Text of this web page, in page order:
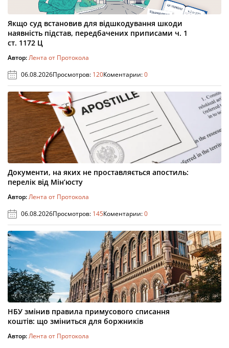
Якщо суд встановив для відшкодування шкоди
наявність підстав, передбачених приписами ч. 1
ст. 1172 Ц
Автор:Лента от Протокола
06.08.2026Просмотров: 120Коментарии:0
Документи, на яких не проставляється апостиль:
перелік від Мін’юсту
Автор:Лента от Протокола
06.08.2026Просмотров: 145Коментарии:0
НБУ змінив правила примусового списання
коштів: що зміниться для боржників
Автор:Лента от Протокола